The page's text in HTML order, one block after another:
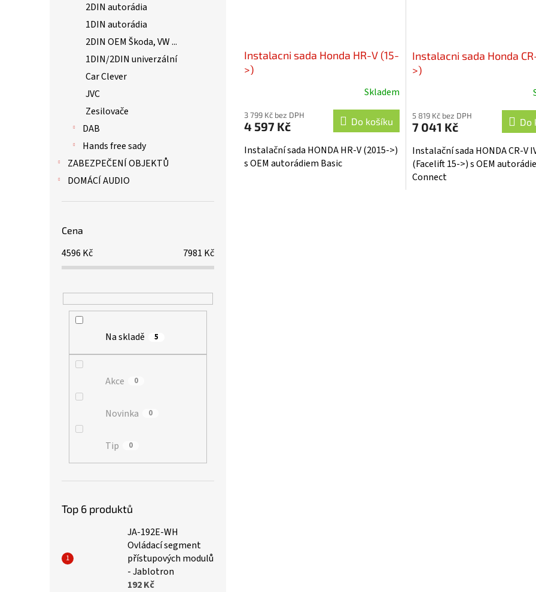
2DIN autorádia
1DIN autorádia
2DIN OEM Škoda, VW ...
1DIN/2DIN univerzální
Car Clever
JVC
Zesilovače
DAB
Hands free sady
ZABEZPEČENÍ OBJEKTŮ
DOMÁCÍ AUDIO
Cena
4596 Kč 7981 Kč
Na skladě 5
Akce 0
Novinka 0
Tip 0
Top 6 produktů
JA-192E-WH
Ovládací segment
přístupových modulů
- Jablotron
192 Kč
Instalacni sada Honda HR-V (15-
>)
Skladem
3 799 Kč bez DPH
4 597 Kč Do košíku
Instalační sada HONDA HR-V (2015->)
s OEM autorádiem Basic
Instalacni sada Honda
>)
5 819 Kč bez DPH
7 041 Kč Do
Instalační sada HONDA CR-V
(Facelift 15->) s OEM
Connect